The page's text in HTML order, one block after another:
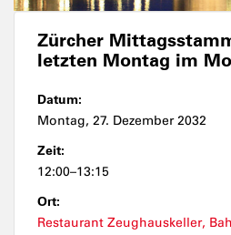
Zürcher
letzten Montag im
Datum:
Montag, 27. Dezember 2032
Zeit:
12:00–13:15
Ort:
Restaurant Zeughauskeller,